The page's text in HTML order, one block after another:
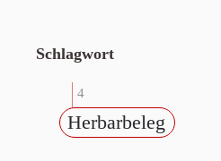
Schlagwort
4
Herbarbeleg